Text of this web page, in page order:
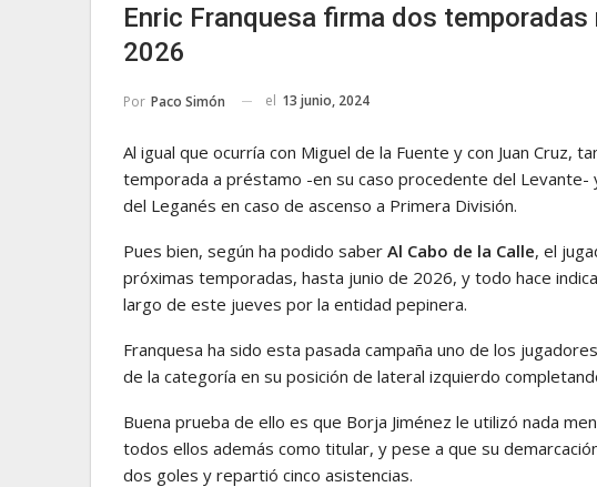
Enric Franquesa firma dos
2026
Por Paco Simón el 13 junio, 2024
Al igual que ocurría con Miguel de la Fuente y con Juan Cruz,
temporada a préstamo -en su caso procedente del
del Leganés en caso de ascenso a Primera División.
Pues bien, según ha podido saber Al Cabo de la Calle, el
próximas temporadas, hasta junio de 2026, y todo hace
largo de este jueves por la entidad pepinera.
Franquesa ha sido esta pasada campaña uno de los
de la categoría en su posición de lateral izquierdo
Buena prueba de ello es que Borja Jiménez le utilizó nada
todos ellos además como titular, y pese a que su
dos goles y repartió cinco asistencias.